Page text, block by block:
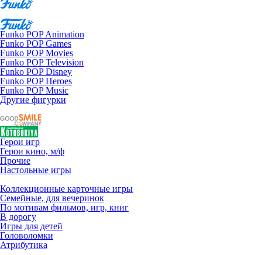
Funko POP Animation
Funko POP Games
Funko POP Movies
Funko POP Television
Funko POP Disney
Funko POP Heroes
Funko POP Music
Другие фигурки
Герои игр
Герои кино, м/ф
Прочие
Настольные игры
Коллекционные карточные игры
Семейные, для вечеринок
По мотивам фильмов, игр, книг
В дорогу
Игры для детей
Головоломки
Атрибутика